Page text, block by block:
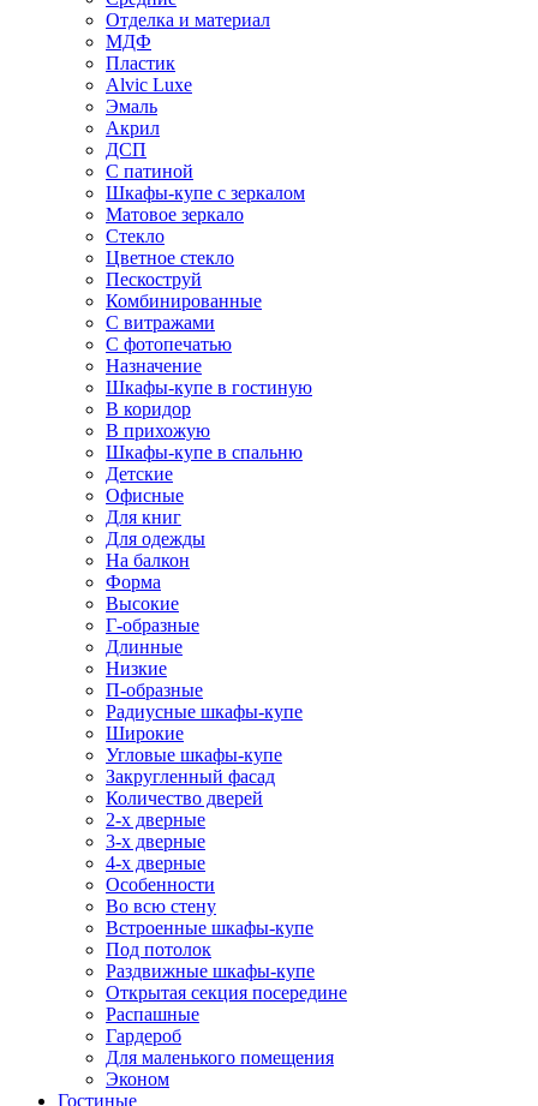
Отделка и материал
МДФ
Пластик
Alvic Luxe
Эмаль
Акрил
ДСП
С патиной
Шкафы-купе с зеркалом
Матовое зеркало
Стекло
Цветное стекло
Пескоструй
Комбинированные
С витражами
С фотопечатью
Назначение
Шкафы-купе в гостиную
В коридор
В прихожую
Шкафы-купе в спальню
Детские
Офисные
Для книг
Для одежды
На балкон
Форма
Высокие
Г-образные
Длинные
Низкие
П-образные
Радиусные шкафы-купе
Широкие
Угловые шкафы-купе
Закругленный фасад
Количество дверей
2-х дверные
3-х дверные
4-х дверные
Особенности
Во всю стену
Встроенные шкафы-купе
Под потолок
Раздвижные шкафы-купе
Открытая секция посередине
Распашные
Гардероб
Для маленького помещения
Эконом
Гостиные